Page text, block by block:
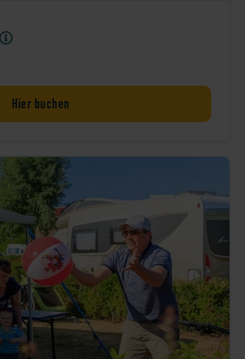
Hier buchen